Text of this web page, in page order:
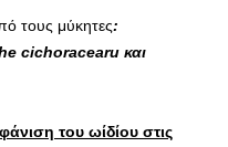
τους μύκητες:
cichoracearu και
του ωίδίου στις